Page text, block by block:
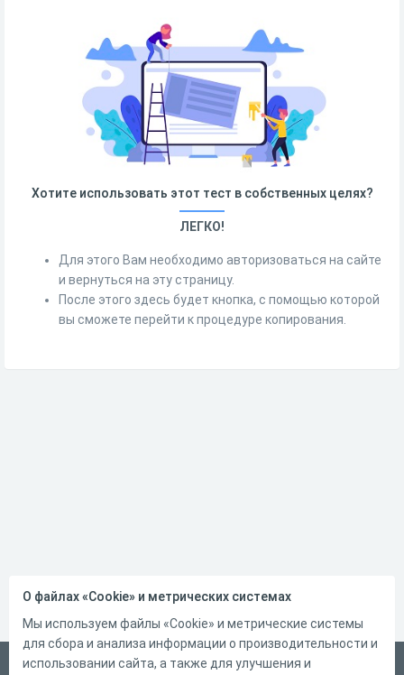
Хотите использовать этот тест в собственных целях?
ЛЕГКО!
Для этого Вам необходимо авторизоваться на сайте
и вернуться на эту страницу.
После этого здесь будет кнопка, с помощью которой
вы сможете перейти к процедуре копирования.
Русский
О файлах «Cookie» и метрических системах
Мы используем файлы «Cookie» и метрические системы
для сбора и анализа информации о производительности и
использовании сайта, а также для улучшения и